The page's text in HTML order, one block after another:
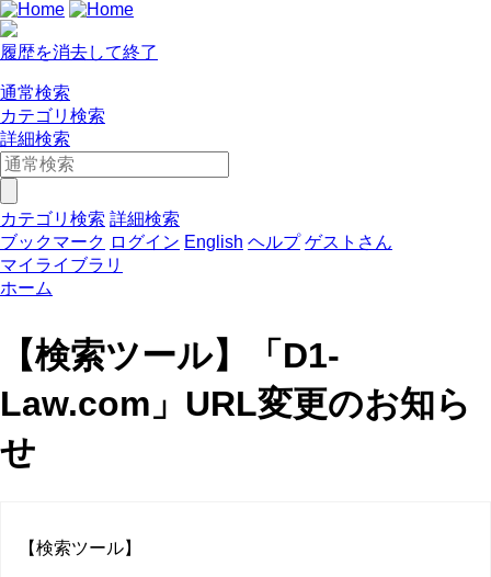
履歴を消去して終了
通常検索
カテゴリ検索
詳細検索
カテゴリ検索 詳細検索
ブックマーク ログイン English ヘルプ ゲストさん
マイライブラリ
ホーム
【検索ツール】「D1-
Law.com」URL変更のお知ら
せ
【検索ツール】